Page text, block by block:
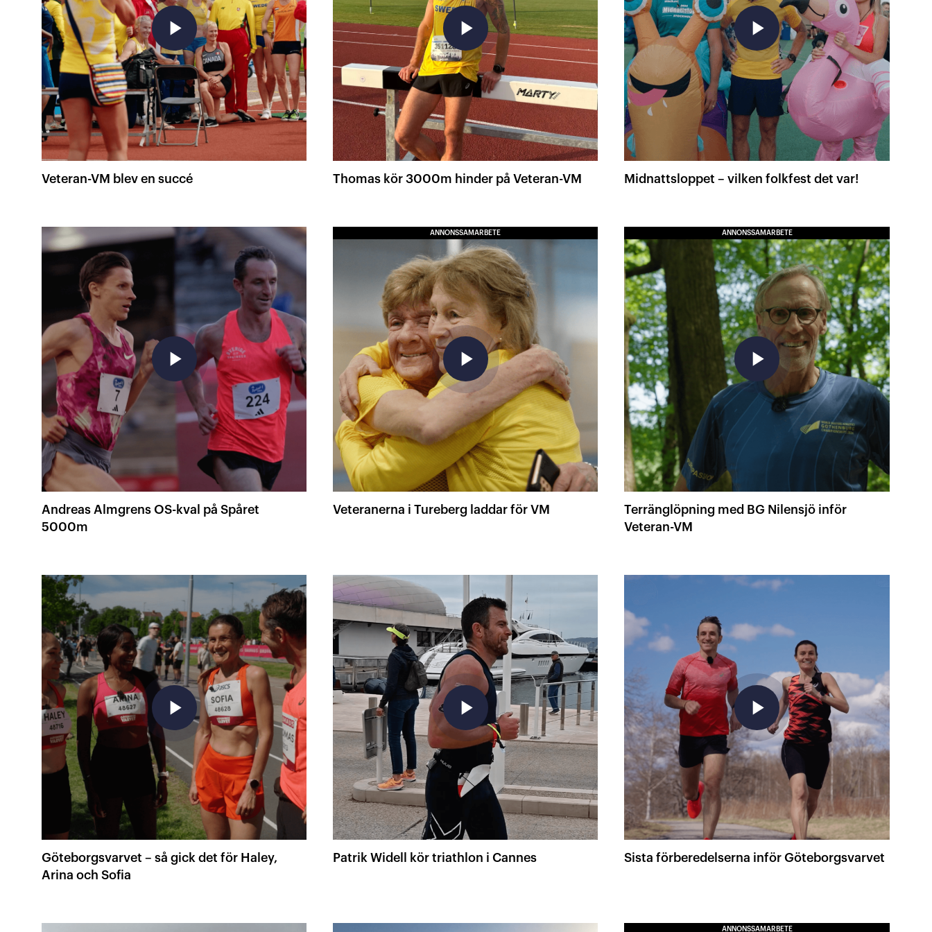
play_arrow
Veteran-VM blev en succé
play_arrow
Thomas kör 3000m hinder på Veteran-VM
play_arrow
Midnattsloppet – vilken folkfest det var!
play_arrow
Andreas Almgrens OS-kval på Spåret
5000m
ANNONSSAMARBETE
play_arrow
Veteranerna i Tureberg laddar för VM
ANNONSSAMARBETE
play_arrow
Terränglöpning med BG Nilensjö inför
Veteran-VM
play_arrow
Göteborgsvarvet – så gick det för Haley,
Arina och Sofia
play_arrow
Patrik Widell kör triathlon i Cannes
play_arrow
Sista förberedelserna inför Göteborgsvarvet
ANNONSSAMARBETE